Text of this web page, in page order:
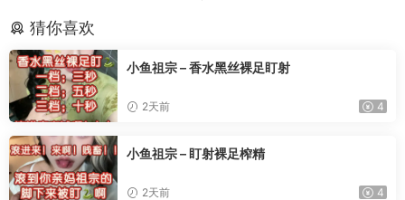
猜你喜欢
小鱼祖宗 – 香水黑丝裸足盯射
2天前 4
小鱼祖宗 – 盯射裸足榨精
2天前 4